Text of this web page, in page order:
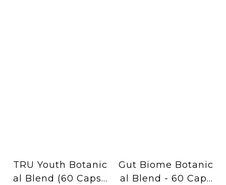
TRU Youth Botanic
al Blend (60 Capsu
Gut Biome Botanic
al Blend - 60 Caps